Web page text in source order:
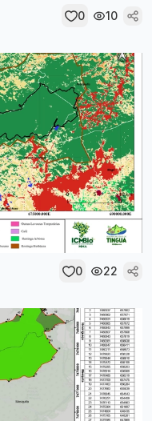
0 10
0 22